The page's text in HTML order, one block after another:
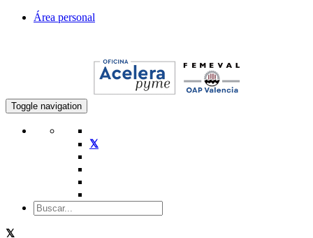
Área personal
Toggle navigation